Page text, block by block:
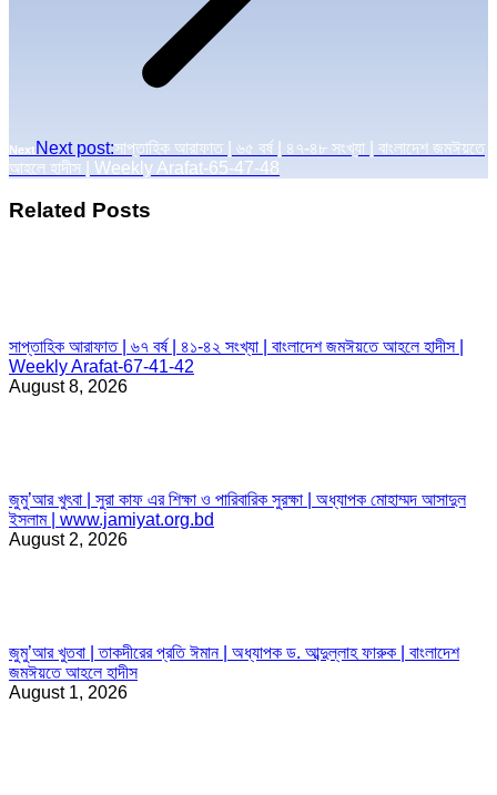
Next Next post:সাপ্তাহিক আরাফাত | ৬৫ বর্ষ | ৪৭-৪৮ সংখ্যা | বাংলাদেশ জমঈয়তে
আহলে হাদীস | Weekly Arafat-65-47-48
Related Posts
সাপ্তাহিক আরাফাত | ৬৭ বর্ষ | ৪১-৪২ সংখ্যা | বাংলাদেশ জমঈয়তে আহলে হাদীস |
Weekly Arafat-67-41-42
August 8, 2026
জুমু’আর খুৎবা | সুরা কাফ এর শিক্ষা ও পারিবারিক সুরক্ষা | অধ্যাপক মোহাম্মদ আসাদুল
ইসলাম | www.jamiyat.org.bd
August 2, 2026
জুমু’আর খুতবা | তাকদীরের প্রতি ঈমান | অধ্যাপক ড. আব্দুল্লাহ ফারুক | বাংলাদেশ
জমঈয়তে আহলে হাদীস
August 1, 2026